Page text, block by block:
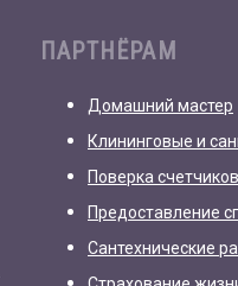
ПАРТНЁРАМ
Домашний мастер
Клининговые и
Поверка счетчиков
Предоставление
Сантехнические